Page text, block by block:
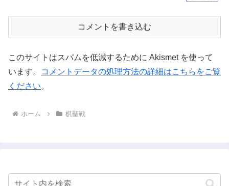
コメントを書き込む
このサイトはスパムを低減するために Akismet を使って
います。
コメントデータの処理方法の詳細はこちらをご覧
ください。
ホーム 棋聖戦